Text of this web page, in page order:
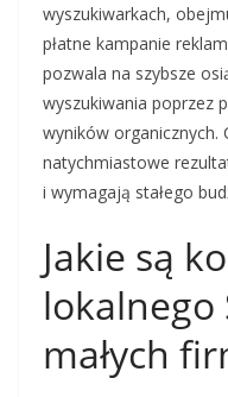
wyszukiwarkach,
płatne kampanie
pozwala na szybsze
wyszukiwania poprzez
wyników organicznych.
natychmiastowe
i wymagają stałego
Jakie są
lokalnego
małych